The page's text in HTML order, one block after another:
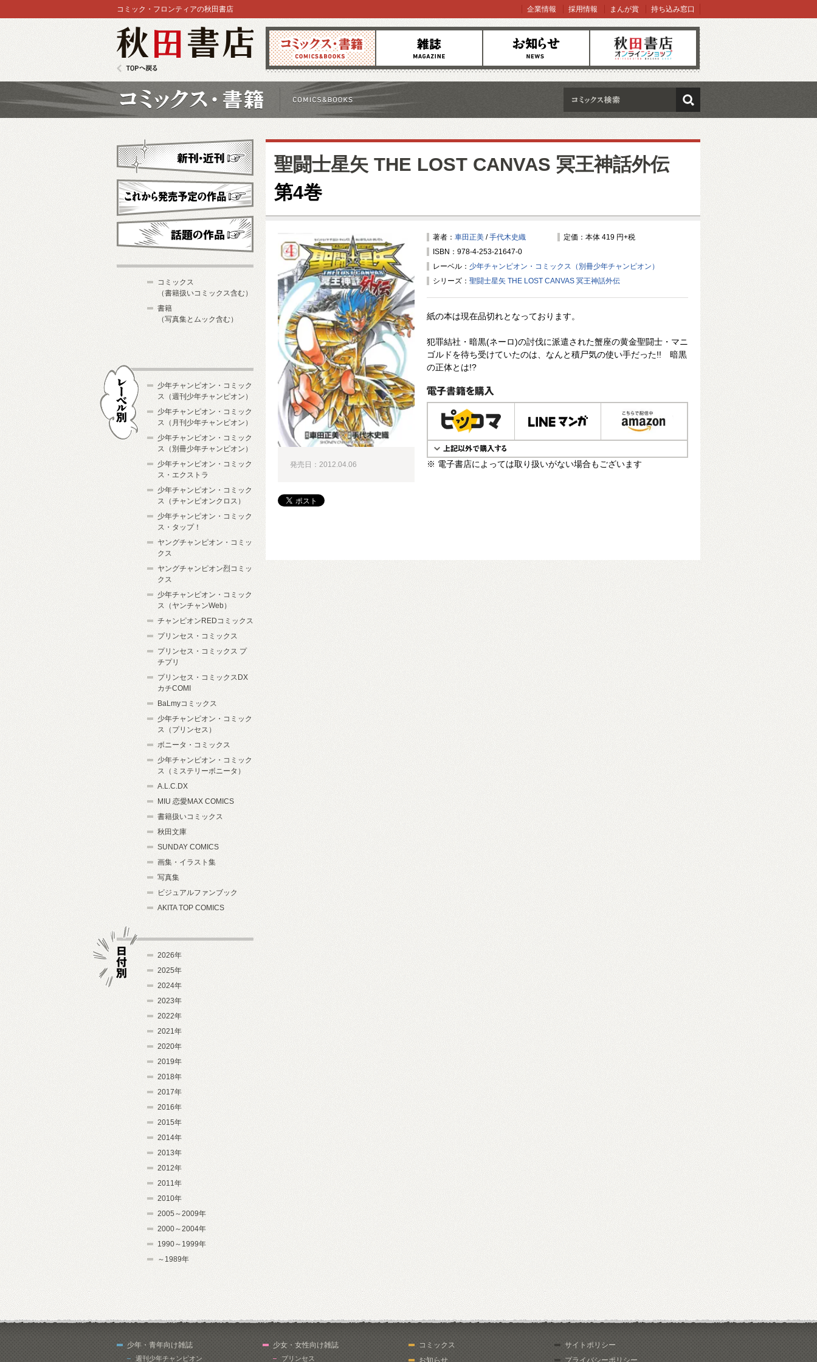
コミックス 雑誌 お知らせ オンラインショップ
コミック・フロンティアの秋田書店 企業情報 採用情報 まんが賞 持ち込み窓口
検索
聖闘士星矢 THE LOST CANVAS 冥王神話外伝
第4巻
著者： 車田正美 /手代木史織
定価：本体 419 円+税
ISBN：978-4-253-21647-0
レーベル： 少年チャンピオン・コミックス（別冊少年チャンピオン）
シリーズ： 聖闘士星矢 THE LOST CANVAS 冥王神話外伝
紙の本は現在品切れとなっております。
犯罪結社・暗黒(ネーロ)の討伐に派遣された蟹座の黄金聖闘士・マニ
ゴルドを待ち受けていたのは、なんと積尸気の使い手だった!! 暗黒
の正体とは!?
電子書籍で購入
※ 電子書店によっては取り扱いがない場合もございます
発売日：2012.04.06
新刊・近刊
これから発売予定
コミックス
（書籍扱いコミックス含む）
書籍
（写真集とムック含む）
少年チャンピオン・コミック
ス（週刊少年チャンピオン）
少年チャンピオン・コミック
ス（月刊少年チャンピオン）
少年チャンピオン・コミック
ス（別冊少年チャンピオン）
少年チャンピオン・コミック
ス・エクストラ
少年チャンピオン・コミック
ス（チャンピオンクロス）
少年チャンピオン・コミック
ス・タップ！
ヤングチャンピオン・コミッ
クス
ヤングチャンピオン烈コミッ
クス
少年チャンピオン・コミック
ス（ヤンチャンWeb）
チャンピオンREDコミックス
プリンセス・コミックス
プリンセス・コミックス プ
チプリ
プリンセス・コミックスDX
カチCOMI
BaLmyコミックス
少年チャンピオン・コミック
ス（プリンセス）
ボニータ・コミックス
少年チャンピオン・コミック
ス（ミステリーボニータ）
A.L.C.DX
MIU 恋愛MAX COMICS
書籍扱いコミックス
秋田文庫
SUNDAY COMICS
画集・イラスト集
写真集
ビジュアルファンブック
AKITA TOP COMICS
2026年
2025年
2024年
2023年
2022年
2021年
2020年
2019年
2018年
2017年
2016年
2015年
2014年
2013年
2012年
2011年
2010年
2005～2009年
2000～2004年
1990～1999年
～1989年
少年・青年向け雑誌
週刊少年チャンピオン
少女・女性向け雑誌
プリンセス
コミックス
お知らせ
サイトポリシー
プライバシーポリシー